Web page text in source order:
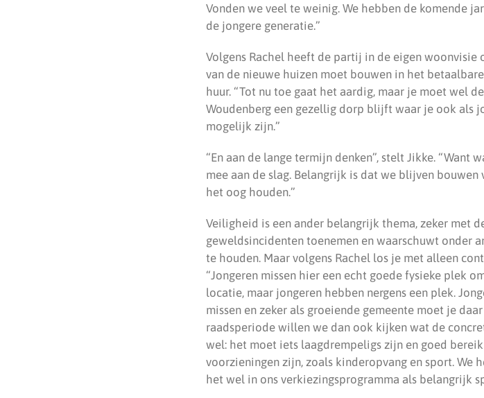
Vonden we veel te weinig. We hebben de komende
de jongere generatie.”
Volgens Rachel heeft de partij in de eigen woonvisie
van de nieuwe huizen moet bouwen in het
huur. “Tot nu toe gaat het aardig, maar je moet wel
Woudenberg een gezellig dorp blijft waar je ook als
mogelijk zijn.”
“En aan de lange termijn denken”, stelt Jikke. “Want
mee aan de slag. Belangrijk is dat we blijven
het oog houden.”
Veiligheid is een ander belangrijk thema, zeker met
geweldsincidenten toenemen en waarschuwt onder
te houden. Maar volgens Rachel los je met alleen
“Jongeren missen hier een echt goede fysieke plek
locatie, maar jongeren hebben nergens een plek.
missen en zeker als groeiende gemeente moet je
raadsperiode willen we dan ook kijken wat de
wel: het moet iets laagdrempeligs zijn en goed
voorzieningen zijn, zoals kinderopvang en sport. We
het wel in ons verkiezingsprogramma als belangrijk